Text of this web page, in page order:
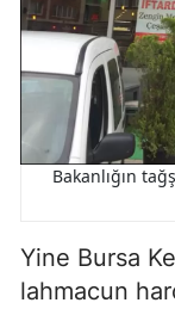
Bakanlığın
Yine Bursa
lahmacun